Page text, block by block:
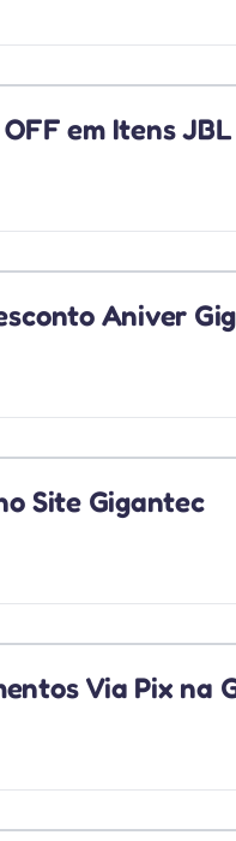
OFF em Itens
Aniver
Site Gigantec
Via Pix na